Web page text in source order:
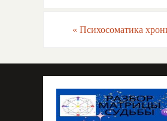
p m
« Психосоматика